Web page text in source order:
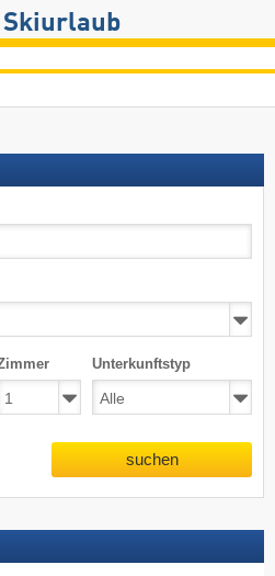
Unterkunftstyp
suchen